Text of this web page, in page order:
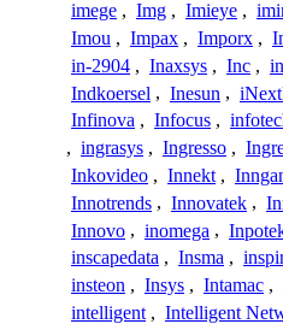
imege , Img , Imieye ,
Imou , Impax , Imporx ,
in-2904 , Inaxsys , Inc ,
Indkoersel , Inesun ,
Infinova , Infocus ,
, ingrasys , Ingresso ,
Inkovideo , Innekt ,
Innotrends , Innovatek ,
Innovo , inomega ,
inscapedata , Insma ,
insteon , Insys , Intamac ,
intelligent , Intelligent